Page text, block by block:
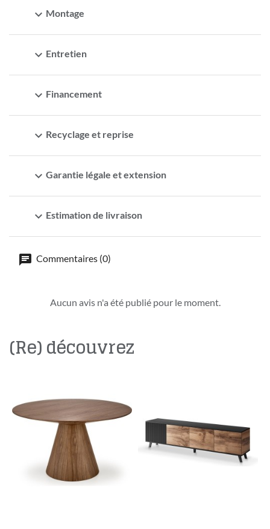
expand_more Montage
expand_more Entretien
expand_more Financement
expand_more Recyclage et reprise
expand_more Garantie légale et extension
expand_more Estimation de livraison
Commentaires (0)
Aucun avis n'a été publié pour le moment.
(Re) découvrez